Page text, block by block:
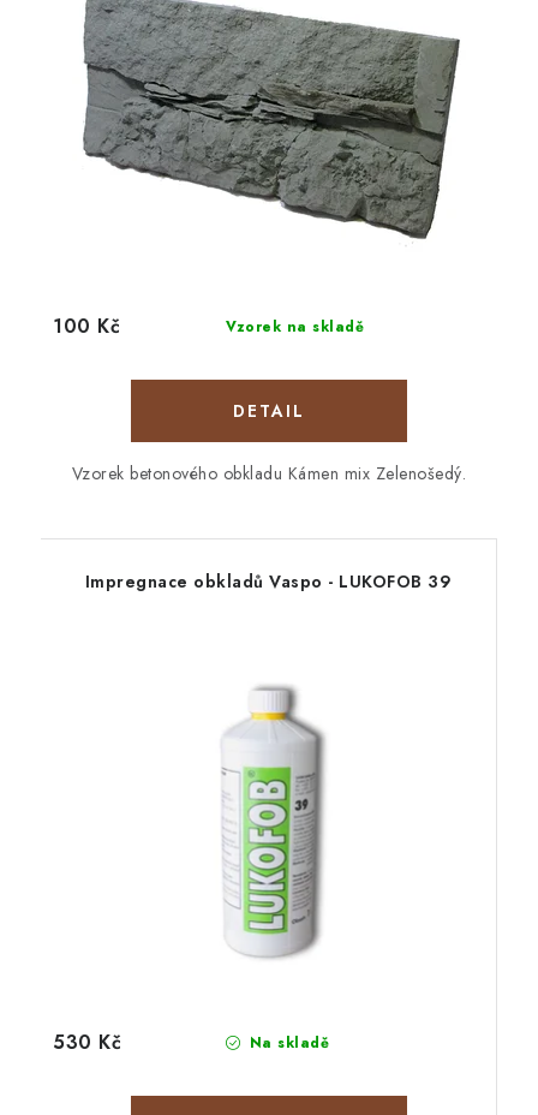
Vzorek na skladě
100 Kč
Vzorek betonového obkladu Kámen mix Zelenošedý.
Impregnace obkladů Vaspo - LUKOFOB 39
Na skladě
530 Kč